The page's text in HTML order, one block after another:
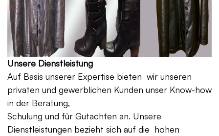
Unsere Dienstleistung
Auf Basis unserer Expertise bieten wir unseren
privaten und gewerblichen Kunden unser Know-how
in der Beratung,
Schulung und für Gutachten an. Unsere
Dienstleistungen bezieht sich auf die hohen